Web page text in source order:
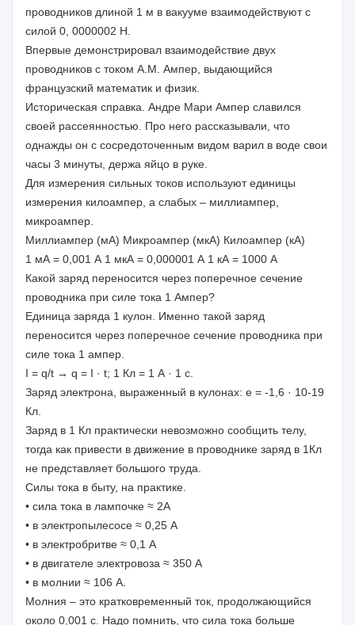
проводников длиной 1 м в вакууме взаимодействуют с
силой 0, 0000002 Н.
Впервые демонстрировал взаимодействие двух
проводников с током А.М. Ампер, выдающийся
французский математик и физик.
Историческая справка. Андре Мари Ампер славился
своей рассеянностью. Про него рассказывали, что
однажды он с сосредоточенным видом варил в воде свои
часы 3 минуты, держа яйцо в руке.
Для измерения сильных токов используют единицы
измерения килоампер, а слабых – миллиампер,
микроампер.
Миллиампер (мА) Микроампер (мкА) Килоампер (кА)
1 мА = 0,001 А 1 мкА = 0,000001 А 1 кА = 1000 А
Какой заряд переносится через поперечное сечение
проводника при силе тока 1 Ампер?
Единица заряда 1 кулон. Именно такой заряд
переносится через поперечное сечение проводника при
силе тока 1 ампер.
I = q/t → q = I · t; 1 Кл = 1 А · 1 с.
Заряд электрона, выраженный в кулонах: е = -1,6 · 10-19
Кл.
Заряд в 1 Кл практически невозможно сообщить телу,
тогда как привести в движение в проводнике заряд в 1Кл
не представляет большого труда.
Силы тока в быту, на практике.
• сила тока в лампочке ≈ 2А
• в электропылесосе ≈ 0,25 А
• в электробритве ≈ 0,1 А
• в двигателе электровоза ≈ 350 А
• в молнии ≈ 106 А.
Молния – это кратковременный ток, продолжающийся
около 0,001 с. Надо помнить, что сила тока больше